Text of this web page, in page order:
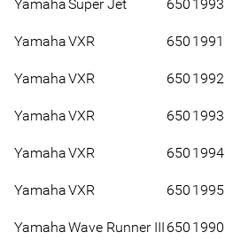
YamahaSuper Jet 650 1993
YamahaVXR 650 1991
YamahaVXR 650 1992
YamahaVXR 650 1993
YamahaVXR 650 1994
YamahaVXR 650 1995
YamahaWave Runner III 650 1990